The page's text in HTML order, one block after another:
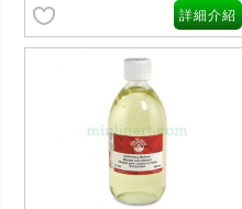
詳細介紹